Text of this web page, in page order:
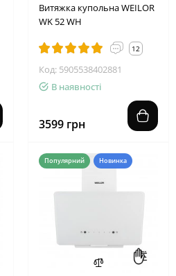
Витяжка купольна WEILOR
WK 52 WH
12
Код: 5905538402881
В наявності
3599 грн
Популярний Новинка